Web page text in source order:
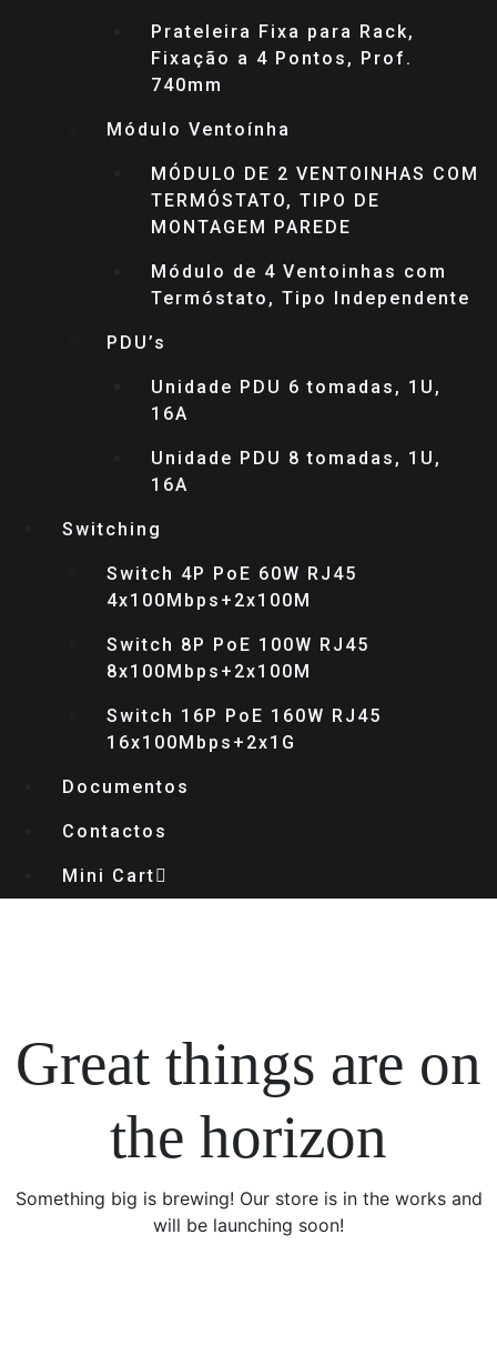
Prateleira Fixa para Rack,
Fixação a 4 Pontos, Prof.
740mm
Módulo Ventoínha
MÓDULO DE 2 VENTOINHAS COM
TERMÓSTATO, TIPO DE
MONTAGEM PAREDE
Módulo de 4 Ventoinhas com
Termóstato, Tipo Independente
PDU’s
Unidade PDU 6 tomadas, 1U,
16A
Unidade PDU 8 tomadas, 1U,
16A
Switching
Switch 4P PoE 60W RJ45
4x100Mbps+2x100M
Switch 8P PoE 100W RJ45
8x100Mbps+2x100M
Switch 16P PoE 160W RJ45
16x100Mbps+2x1G
Documentos
Contactos
Mini Cart
Great things are on
the horizon
Something big is brewing! Our store is in the works and
will be launching soon!